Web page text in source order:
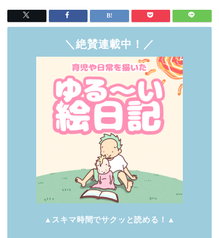
＼絶賛連載中！／
▲スキマ時間でサクッと読める！▲